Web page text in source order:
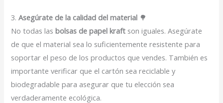
3.Asegúrate de la calidad del material 🌳
No todas lasbolsas de papel kraft son iguales. Asegúrate
de que el material sea lo suficientemente resistente para
soportar el peso de los productos que vendes. También es
importante verificar que el cartón sea reciclable y
biodegradable para asegurar que tu elección sea
verdaderamente ecológica.